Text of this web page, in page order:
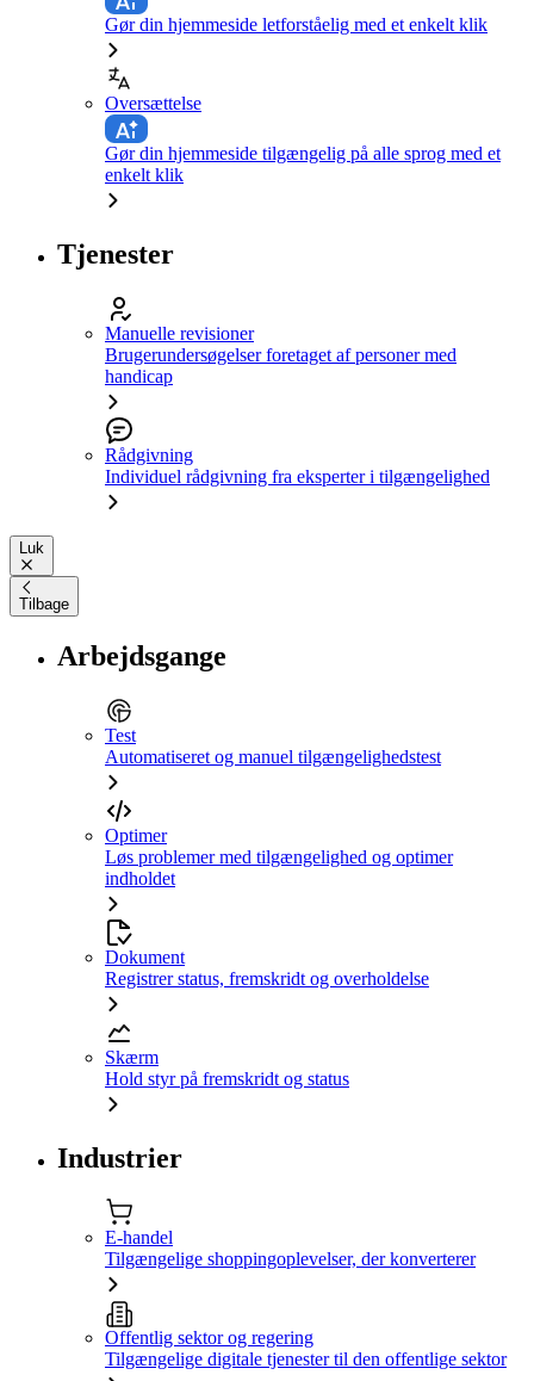
Gør din hjemmeside letforståelig med et enkelt klik
Oversættelse
Gør din hjemmeside tilgængelig på alle sprog med et
enkelt klik
Tjenester
Manuelle revisioner
Brugerundersøgelser foretaget af personer med
handicap
Rådgivning
Individuel rådgivning fra eksperter i tilgængelighed
Luk
Tilbage
Arbejdsgange
Test
Automatiseret og manuel tilgængelighedstest
Optimer
Løs problemer med tilgængelighed og optimer
indholdet
Dokument
Registrer status, fremskridt og overholdelse
Skærm
Hold styr på fremskridt og status
Industrier
E-handel
Tilgængelige shoppingoplevelser, der konverterer
Offentlig sektor og regering
Tilgængelige digitale tjenester til den offentlige sektor